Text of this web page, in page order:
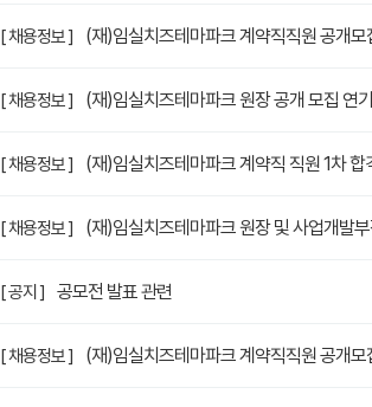
[ 채용정보 ] (재)임실치즈테마파크 계약직직원 공개모
[ 채용정보 ] (재)임실치즈테마파크 원장 공개 모집 연
[ 채용정보 ] (재)임실치즈테마파크 계약직 직원 1차 합
[ 채용정보 ] (재)임실치즈테마파크 원장 및 사업개발
[ 공지 ] 공모전 발표 관련
[ 채용정보 ] (재)임실치즈테마파크 계약직직원 공개모